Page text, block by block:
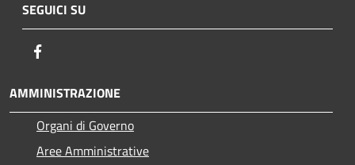
SEGUICI SU
AMMINISTRAZIONE
Organi di Governo
Aree Amministrative